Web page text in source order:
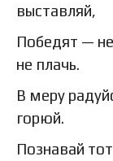
выставляй,
Победят —
не плачь.
В меру
горюй.
Познавай